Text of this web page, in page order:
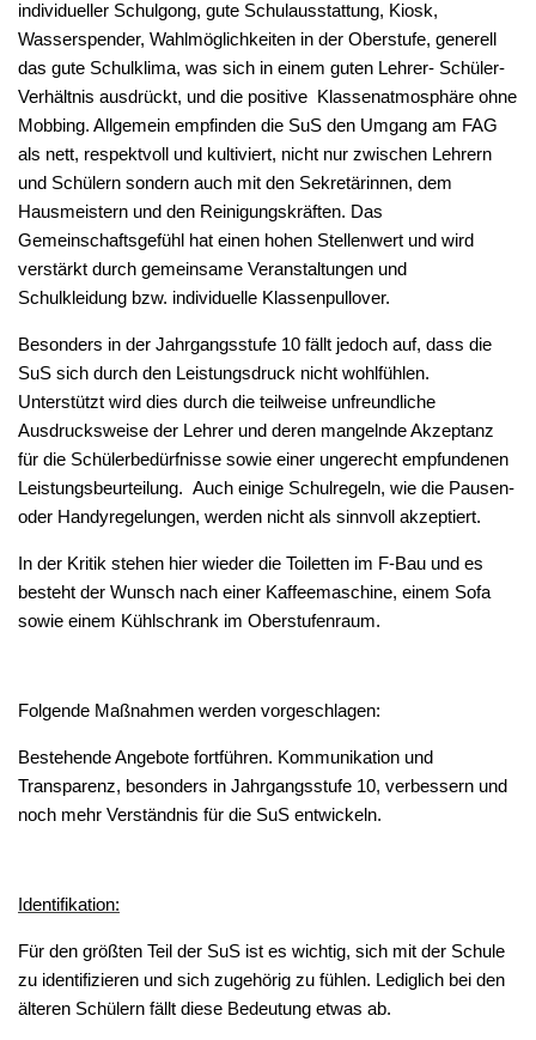
individueller Schulgong, gute Schulausstattung, Kiosk,
Wasserspender, Wahlmöglichkeiten in der Oberstufe, generell
das gute Schulklima, was sich in einem guten Lehrer- Schüler-
Verhältnis ausdrückt, und die positive Klassenatmosphäre ohne
Mobbing. Allgemein empfinden die SuS den Umgang am FAG
als nett, respektvoll und kultiviert, nicht nur zwischen Lehrern
und Schülern sondern auch mit den Sekretärinnen, dem
Hausmeistern und den Reinigungskräften. Das
Gemeinschaftsgefühl hat einen hohen Stellenwert und wird
verstärkt durch gemeinsame Veranstaltungen und
Schulkleidung bzw. individuelle Klassenpullover.
Besonders in der Jahrgangsstufe 10 fällt jedoch auf, dass die
SuS sich durch den Leistungsdruck nicht wohlfühlen.
Unterstützt wird dies durch die teilweise unfreundliche
Ausdrucksweise der Lehrer und deren mangelnde Akzeptanz
für die Schülerbedürfnisse sowie einer ungerecht empfundenen
Leistungsbeurteilung. Auch einige Schulregeln, wie die Pausen-
oder Handyregelungen, werden nicht als sinnvoll akzeptiert.
In der Kritik stehen hier wieder die Toiletten im F-Bau und es
besteht der Wunsch nach einer Kaffeemaschine, einem Sofa
sowie einem Kühlschrank im Oberstufenraum.
Folgende Maßnahmen werden vorgeschlagen:
Bestehende Angebote fortführen. Kommunikation und
Transparenz, besonders in Jahrgangsstufe 10, verbessern und
noch mehr Verständnis für die SuS entwickeln.
Identifikation:
Für den größten Teil der SuS ist es wichtig, sich mit der Schule
zu identifizieren und sich zugehörig zu fühlen. Lediglich bei den
älteren Schülern fällt diese Bedeutung etwas ab.